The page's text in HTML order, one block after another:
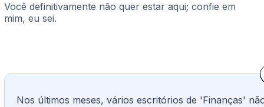
Você definitivamente não quer estar aqui; confie em
mim, eu sei.
Nos últimos meses, vários escritórios de 'Finanças'